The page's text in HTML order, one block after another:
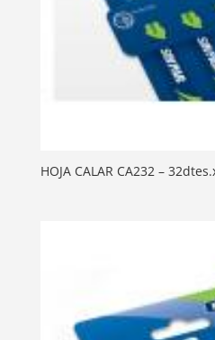
HOJA CALAR CA232 –